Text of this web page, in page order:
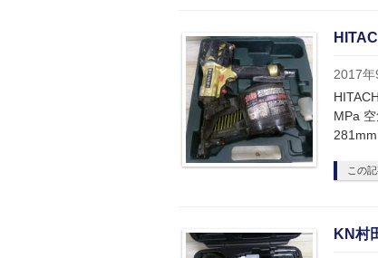
2017年
MPa
この
KN村